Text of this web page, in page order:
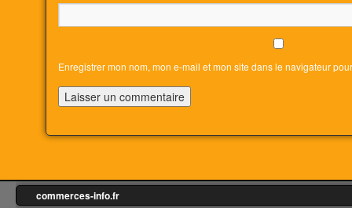
Enregistrer mon nom, mon e-mail et mon site dans le navigateur
commerces-info.fr